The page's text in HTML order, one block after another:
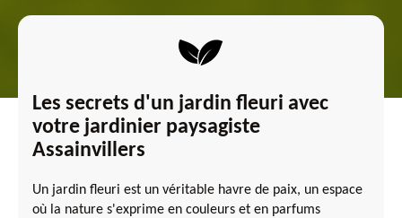
Les secrets d'un jardin fleuri avec
votre jardinier paysagiste
Assainvillers
Un jardin fleuri est un véritable havre de paix, un espace
où la nature s'exprime en couleurs et en parfums